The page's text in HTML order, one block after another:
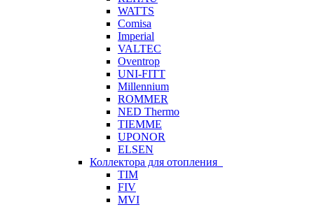
WATTS
Comisa
Imperial
VALTEC
Oventrop
UNI-FITT
Millennium
ROMMER
NED Thermo
TIEMME
UPONOR
ELSEN
Коллектора для отопления
TIM
FIV
MVI